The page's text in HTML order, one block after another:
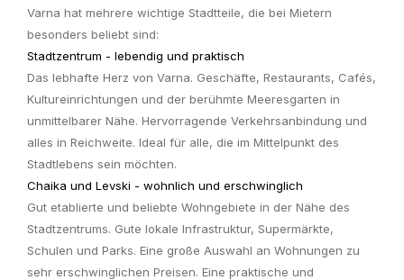
Varna hat mehrere wichtige Stadtteile, die bei Mietern
besonders beliebt sind:
Stadtzentrum - lebendig und praktisch
Das lebhafte Herz von Varna. Geschäfte, Restaurants, Cafés,
Kultureinrichtungen und der berühmte Meeresgarten in
unmittelbarer Nähe. Hervorragende Verkehrsanbindung und
alles in Reichweite. Ideal für alle, die im Mittelpunkt des
Stadtlebens sein möchten.
Chaika und Levski - wohnlich und erschwinglich
Gut etablierte und beliebte Wohngebiete in der Nähe des
Stadtzentrums. Gute lokale Infrastruktur, Supermärkte,
Schulen und Parks. Eine große Auswahl an Wohnungen zu
sehr erschwinglichen Preisen. Eine praktische und